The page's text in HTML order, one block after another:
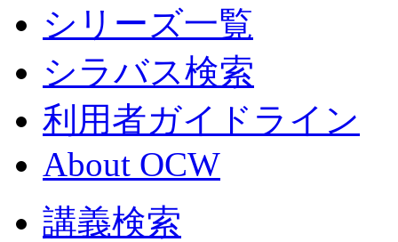
シリーズ一覧
シラバス検索
利用者ガイドライン
About OCW
講義検索